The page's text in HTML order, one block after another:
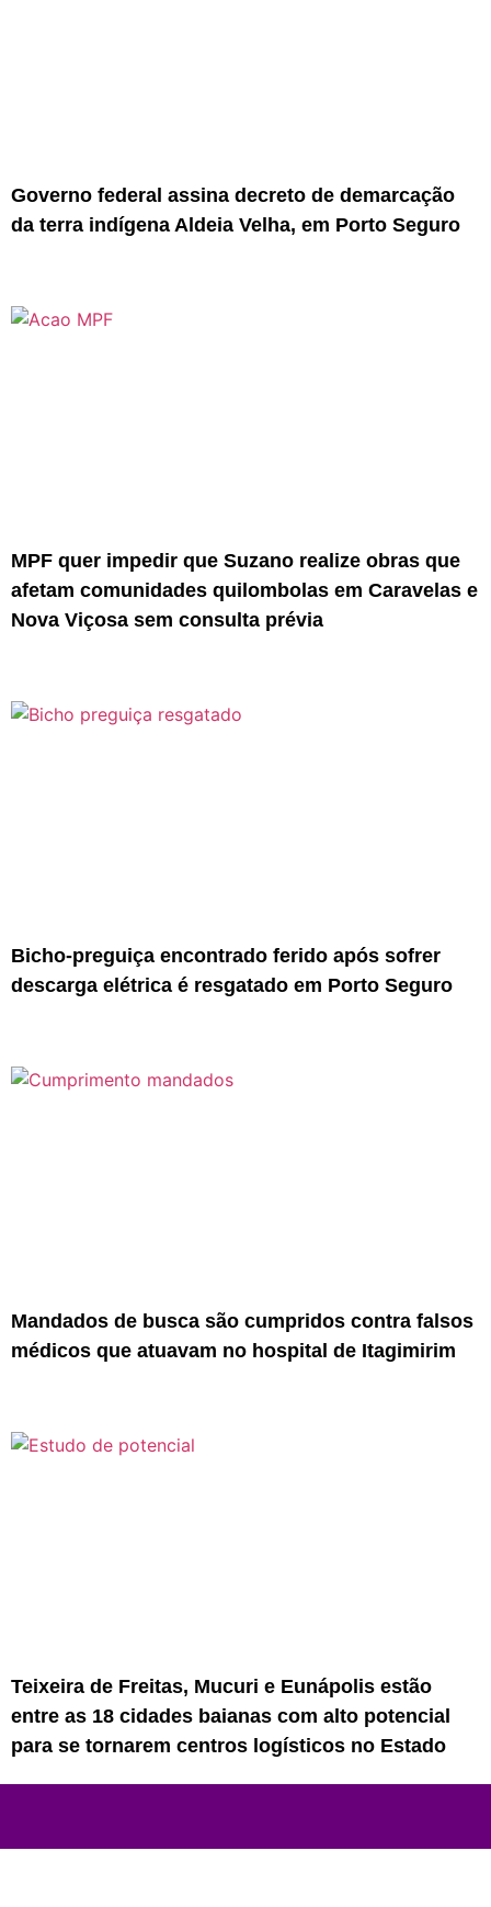
Governo federal assina decreto de demarcação
da terra indígena Aldeia Velha, em Porto Seguro
MPF quer impedir que Suzano realize obras que
afetam comunidades quilombolas em Caravelas e
Nova Viçosa sem consulta prévia
Bicho-preguiça encontrado ferido após sofrer
descarga elétrica é resgatado em Porto Seguro
Mandados de busca são cumpridos contra falsos
médicos que atuavam no hospital de Itagimirim
Teixeira de Freitas, Mucuri e Eunápolis estão
entre as 18 cidades baianas com alto potencial
para se tornarem centros logísticos no Estado